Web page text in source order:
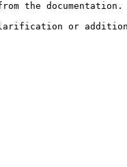
the documentation.
or